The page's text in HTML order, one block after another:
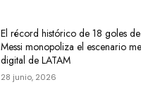
El récord histórico de 18 goles
Messi monopoliza el escenario
digital de LATAM
28 junio, 2026